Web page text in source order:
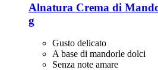
Alnatura Crema di
g
Gusto delicato
A base di mandorle dolci
Senza note amare